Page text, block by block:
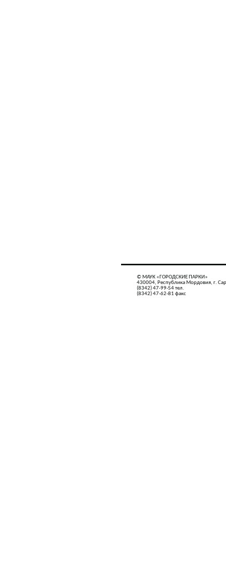
© МАУК «ГОРОДСКИЕ ПАРКИ»
430004, Республика Мордовия, г.
(8342) 47-99-54 тел.
(8342) 47-62-81 факс